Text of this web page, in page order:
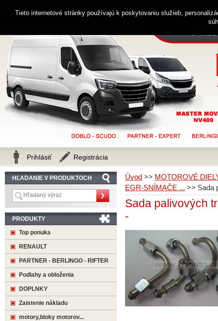
Úvod >> MOTOROVÉ
EGR-SNÍMAČE ... >> Sada
Sada palivových
-
HĽADANIE V PRODUKTOCH
PRODUKTY
Top ponuka
RENAULT
PARTNER - BERLINGO - RIFTER
Podlahy a obloženia
DOPLNKY
Zaistenie nákladu
motory,bloky motorov...
Zákaznícka linka 0914 238 482
Prihlásiť Registrácia
Tieto internetové stránky používajú k poskytovaniu služieb,